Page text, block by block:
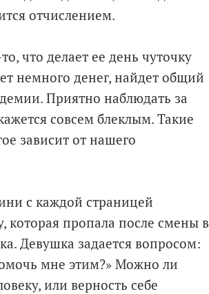
отчислением.
что делает ее день чуточку
немного денег, найдет общий
Приятно наблюдать за
совсем блеклым. Такие
зависит от нашего
с каждой страницей
которая пропала после смены в
Девушка задается вопросом:
мне этим?» Можно ли
или верность себе